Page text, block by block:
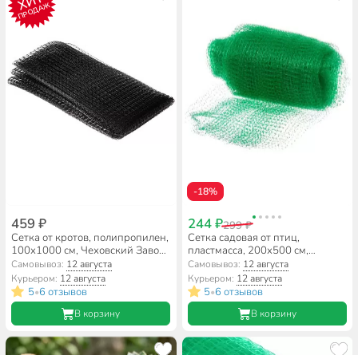
ПРОДАЖ
459 ₽
Сетка от кротов, полипропилен,
100х1000 см, Чеховский Завод
Материалов, УБ-00005186
Самовывоз: 12 августа
Курьером: 12 августа
5•6 отзывов
В корзину
-18%
244 ₽299 ₽
Сетка садовая от птиц,
пластмасса, 200х500 см,
Протэкт, Клубничка, У-7/2/5 лз
Самовывоз: 12 августа
Курьером: 12 августа
5•6 отзывов
В корзину